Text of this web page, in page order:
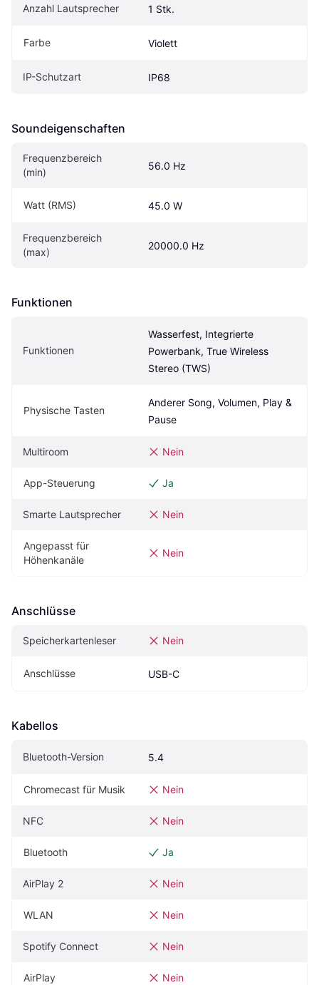
Anzahl Lautsprecher 1 Stk.
Farbe Violett
IP-Schutzart IP68
Soundeigen­schaften
Frequenzbereich
(min)
56.0 Hz
Watt (RMS) 45.0 W
Frequenzbereich
(max)
20000.0 Hz
Funktionen
Funktionen
Wasserfest, Integrierte
Powerbank, True Wireless
Stereo (TWS)
Physische Tasten
Anderer Song, Volumen, Play &
Pause
Multiroom Nein
App-Steuerung Ja
Smarte Lautsprecher Nein
Angepasst für
Höhenkanäle
Nein
Anschlüsse
Speicherkartenleser Nein
Anschlüsse USB-C
Kabellos
Bluetooth-Version 5.4
Chromecast für Musik Nein
NFC Nein
Bluetooth Ja
AirPlay 2 Nein
WLAN Nein
Spotify Connect Nein
AirPlay Nein